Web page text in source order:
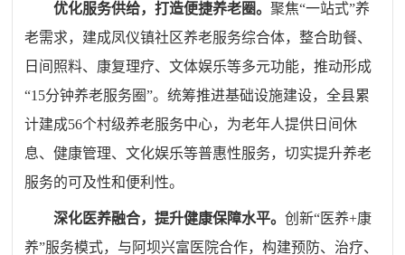
优化服务供给，打造便捷养老圈。聚焦“一站式”养
老需求，建成凤仪镇社区养老服务综合体，整合助餐、
日间照料、康复理疗、文体娱乐等多元功能，推动形成
“15分钟养老服务圈”。统筹推进基础设施建设，全县累
计建成56个村级养老服务中心，为老年人提供日间休
息、健康管理、文化娱乐等普惠性服务，切实提升养老
服务的可及性和便利性。
深化医养融合，提升健康保障水平。创新“医养+康
养”服务模式，与阿坝兴富医院合作，构建预防、治疗、